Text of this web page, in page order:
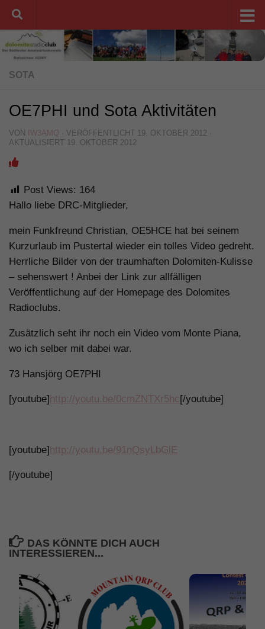
Unter dem Inhalt
SOTA
OE7PHI und Sota Aktivitäten
VON IW3AMQ · VERÖFFENTLICHT 19. OKTOBER 2012 ·
AKTUALISIERT 19. OKTOBER 2012
Post Views: 164
Hallo liebe DRC-Mitglieder,
mein Funkfreund Christian, OE5HCE hat bei seinem
Kurzurlaub im Pustertal wieder ein tolles Video gedreht.
Herrliche Bilder von der traumhaften Dolomiten-Kulisse
– sehenswert ! Anbei der Link zur allfälligen
Veröffentlichung auf der Homepage des Dolomites
Radioclubs.
Zusätzlich seht ihr noch ein Video vom Monte Piana,
wo ich selber mit dabei war.
73 Hansjörg OE7PHI
[youtube] http://youtu.be/0cmZNTXr5hc [/youtube]
[youtube]http://youtu.be/91nQsyLbGlE
[/youtube]
DAS KÖNNTE DICH AUCH
INTERESSIEREN...